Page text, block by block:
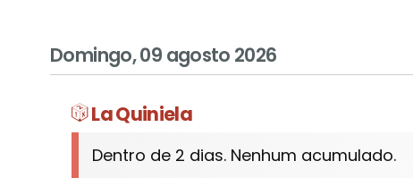
Domingo, 09 agosto 2026
La Quiniela
Dentro de 2 dias. Nenhum acumulado.